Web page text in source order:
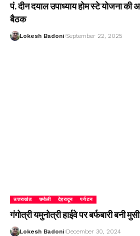
पं. दीन दयाल उपाध्याय होम स्टे योजना की
बैठक
Lokesh Badoni September 22, 2025
उत्तराखंड चमोली देहरादून पर्यटन
गंगोत्री यमुनोत्री हाईवे पर बर्फबारी बनी
Lokesh Badoni December 30, 2024